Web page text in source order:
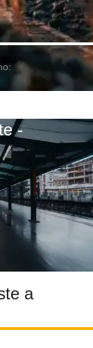
-
a